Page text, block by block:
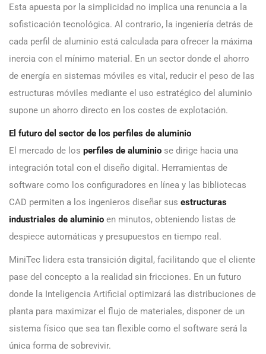
Esta apuesta por la simplicidad no implica una renuncia a la
sofisticación tecnológica. Al contrario, la ingeniería detrás de
cada perfil de aluminio está calculada para ofrecer la máxima
inercia con el mínimo material. En un sector donde el ahorro
de energía en sistemas móviles es vital, reducir el peso de las
estructuras móviles mediante el uso estratégico del aluminio
supone un ahorro directo en los costes de explotación.
El futuro del sector de los perfiles de aluminio
El mercado de los perfiles de aluminio se dirige hacia una
integración total con el diseño digital. Herramientas de
software como los configuradores en línea y las bibliotecas
CAD permiten a los ingenieros diseñar sus estructuras
industriales de aluminio en minutos, obteniendo listas de
despiece automáticas y presupuestos en tiempo real.
MiniTec lidera esta transición digital, facilitando que el cliente
pase del concepto a la realidad sin fricciones. En un futuro
donde la Inteligencia Artificial optimizará las distribuciones de
planta para maximizar el flujo de materiales, disponer de un
sistema físico que sea tan flexible como el software será la
única forma de sobrevivir.